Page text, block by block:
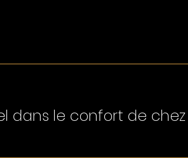
dans le confort de